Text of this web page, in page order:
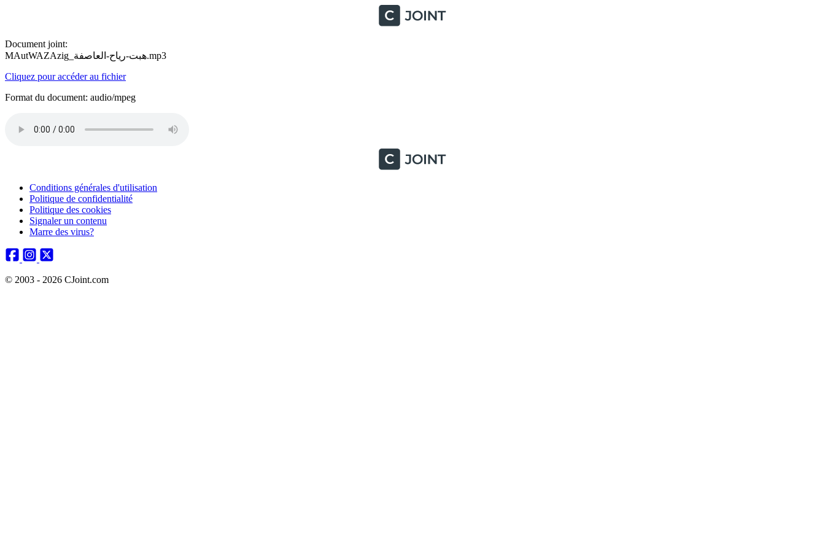
Document joint:
MAutWAZAzig_هبت-رياح-العاصفة.mp3
Cliquez pour accéder au fichier
Format du document: audio/mpeg
Conditions générales d'utilisation
Politique de confidentialité
Politique des cookies
Signaler un contenu
Marre des virus?
© 2003 - 2026 CJoint.com